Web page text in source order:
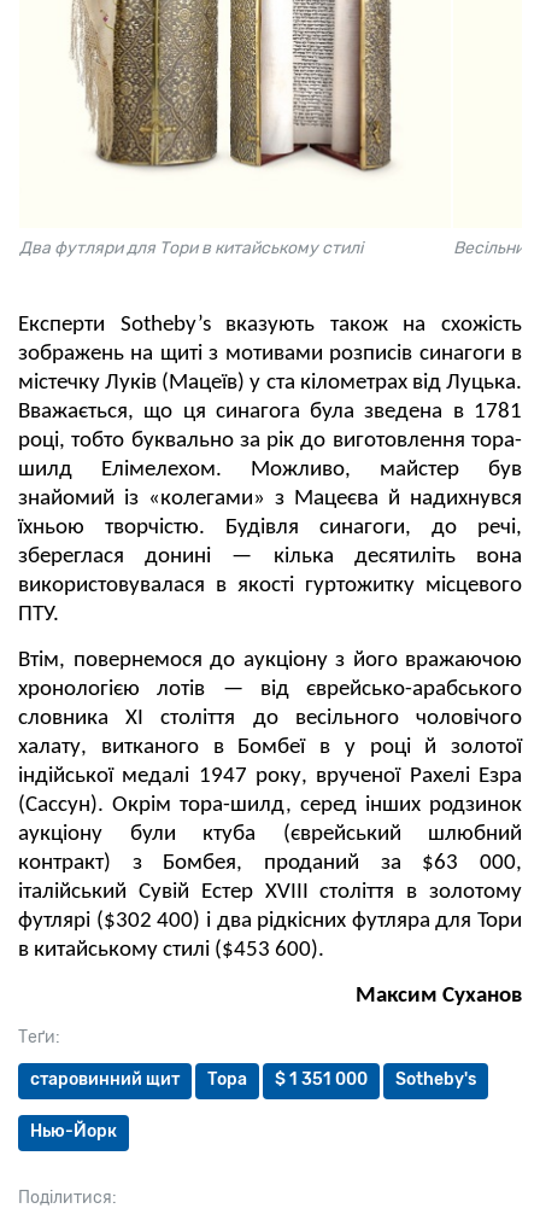
Теґи:
старовинний щит Тора $ 1 351 000 Sotheby's
Нью-Йорк
Поділитися:
Два футляри для Тори в китайському стилі
Експерти Sotheby’s вказують також на схожість
зображень на щиті з мотивами розписів синагоги в
містечку Луків (Мацеїв) у ста кілометрах від Луцька.
Вважається, що ця синагога була зведена в 1781
році, тобто буквально за рік до виготовлення тора-
шилд Елімелехом. Можливо, майстер був
знайомий із «колегами» з Мацеєва й надихнувся
їхньою творчістю. Будівля синагоги, до речі,
збереглася донині — кілька десятиліть вона
використовувалася в якості гуртожитку місцевого
ПТУ.
Втім, повернемося до аукціону з його вражаючою
хронологією лотів — від єврейсько-арабського
словника XI століття до весільного чоловічого
халату, витканого в Бомбеї в у році й золотої
індійської медалі 1947 року, врученої Рахелі Езра
(Сассун). Окрім тора-шилд, серед інших родзинок
аукціону були ктуба (єврейський шлюбний
контракт) з Бомбея, проданий за $63 000,
італійський Сувій Естер XVIII століття в золотому
футлярі ($302 400) і два рідкісних футляра для Тори
в китайському стилі ($453 600).
Максим Суханов